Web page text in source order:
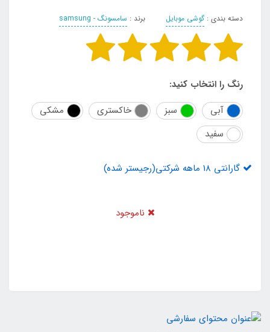
دسته بندی : گوشی موبایل برند : سامسونگ - samsung
رنگ را انتخاب کنید:
آبی
سبز خاکستری
مشکی
سفید
گارانتی 18 ماهه شرکتی(رجیستر شده)
ناموجود